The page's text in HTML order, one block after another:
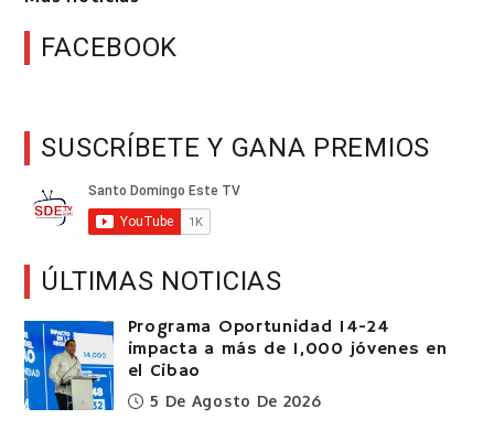
FACEBOOK
SUSCRÍBETE Y GANA PREMIOS
ÚLTIMAS NOTICIAS
Programa Oportunidad 14-24
impacta a más de 1,000 jóvenes en
el Cibao
5 De Agosto De 2026